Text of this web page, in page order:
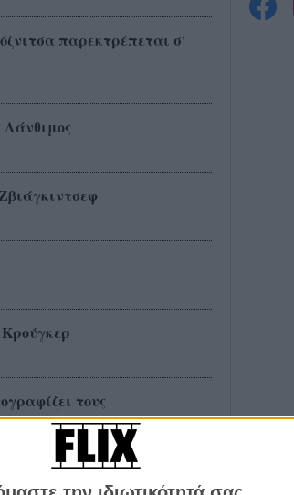
παρεκτρέπεται σ'
Λάνθιμος
τους
στο Διαγωνιστικό